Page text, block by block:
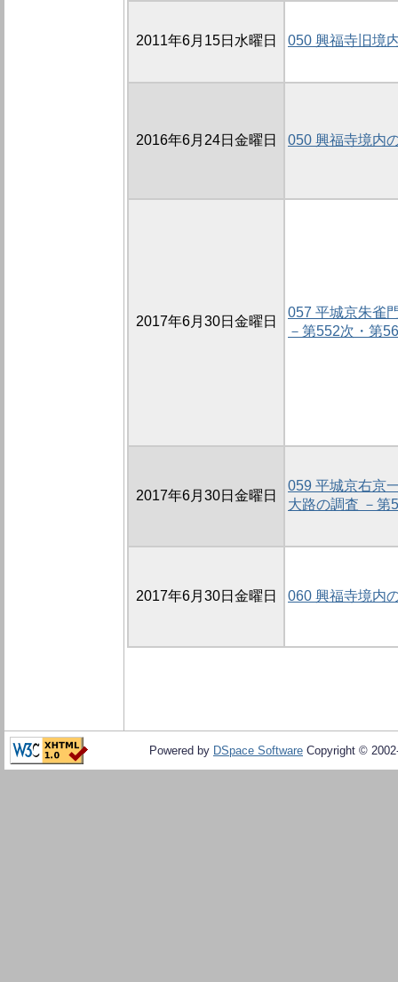
2011年6月15日水曜日 050 興福寺旧境
2016年6月24日金曜日 050 興福寺境内
2017年6月30日金曜日
057 平城京朱雀
－第552次・第
2017年6月30日金曜日
059 平城京右京
大路の調査 －第
2017年6月30日金曜日 060 興福寺境内
Powered by DSpace Software Copyright ©